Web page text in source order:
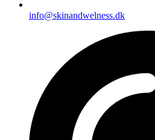
info@skinandwelness.dk